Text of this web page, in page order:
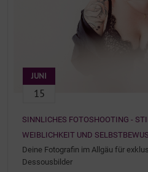
JUNI
15
SINNLICHES FOTOSHOOTING -
WEIBLICHKEIT UND
Deine Fotografin im Allgäu für
Dessousbilder